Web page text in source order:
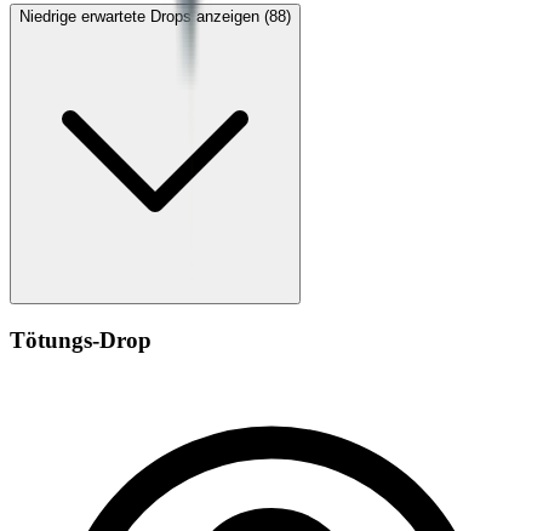
Niedrige erwartete Drops anzeigen (88)
Tötungs-Drop